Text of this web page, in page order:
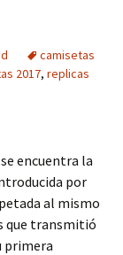
camisetas
2017, replicas
encuentra la
por
al mismo
que transmitió
primera